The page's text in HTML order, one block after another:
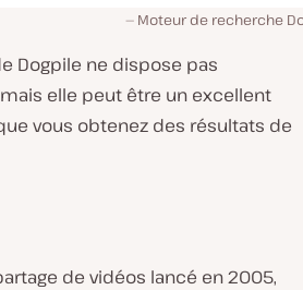
Moteur de recherche
Dogpile ne dispose pas
elle peut être un excellent
vous obtenez des résultats de
de vidéos lancé en 2005,